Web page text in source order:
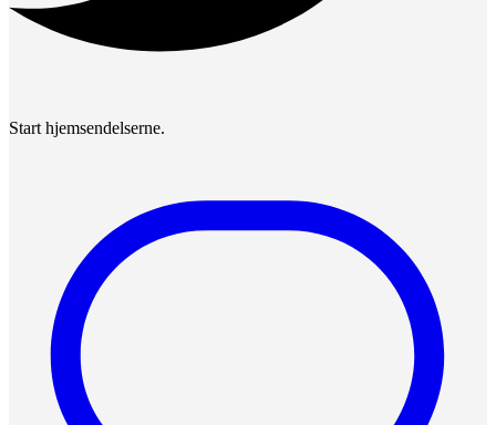
Start hjemsendelserne.